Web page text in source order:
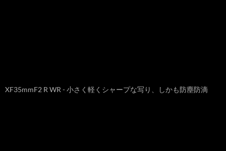
XF35mmF2 R WR - 小さく軽くシャープな写り、しかも防塵防滴